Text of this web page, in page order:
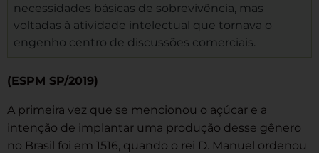
necessidades básicas de sobrevivência, mas
voltadas à atividade intelectual que tornava o
engenho centro de discussões comerciais.
(ESPM SP/2019)
A primeira vez que se mencionou o açúcar e a
intenção de implantar uma produção desse gênero
no Brasil foi em 1516, quando o rei D. Manuel ordenou